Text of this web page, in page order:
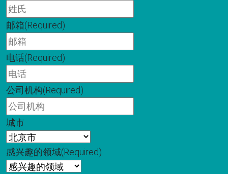
邮箱(Required)
电话(Required)
公司机构(Required)
城市
感兴趣的领域(Required)